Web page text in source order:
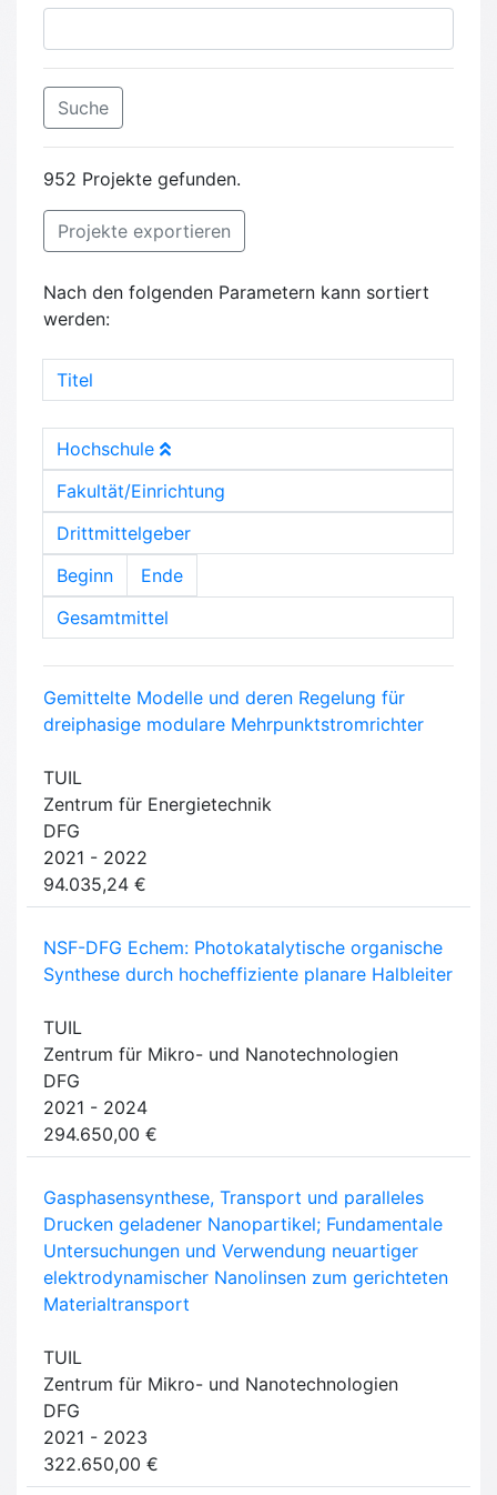
Suche
952 Projekte gefunden.
Projekte exportieren
Nach den folgenden Parametern kann sortiert
werden:
Titel
Hochschule
Fakultät/Einrichtung
Drittmittelgeber
Beginn
Ende
Gesamtmittel
Gemittelte Modelle und deren Regelung für
dreiphasige modulare Mehrpunktstromrichter
TUIL
Zentrum für Energietechnik
DFG
2021 - 2022
94.035,24 €
NSF-DFG Echem: Photokatalytische organische
Synthese durch hocheffiziente planare Halbleiter
TUIL
Zentrum für Mikro- und Nanotechnologien
DFG
2021 - 2024
294.650,00 €
Gasphasensynthese, Transport und paralleles
Drucken geladener Nanopartikel; Fundamentale
Untersuchungen und Verwendung neuartiger
elektrodynamischer Nanolinsen zum gerichteten
Materialtransport
TUIL
Zentrum für Mikro- und Nanotechnologien
DFG
2021 - 2023
322.650,00 €